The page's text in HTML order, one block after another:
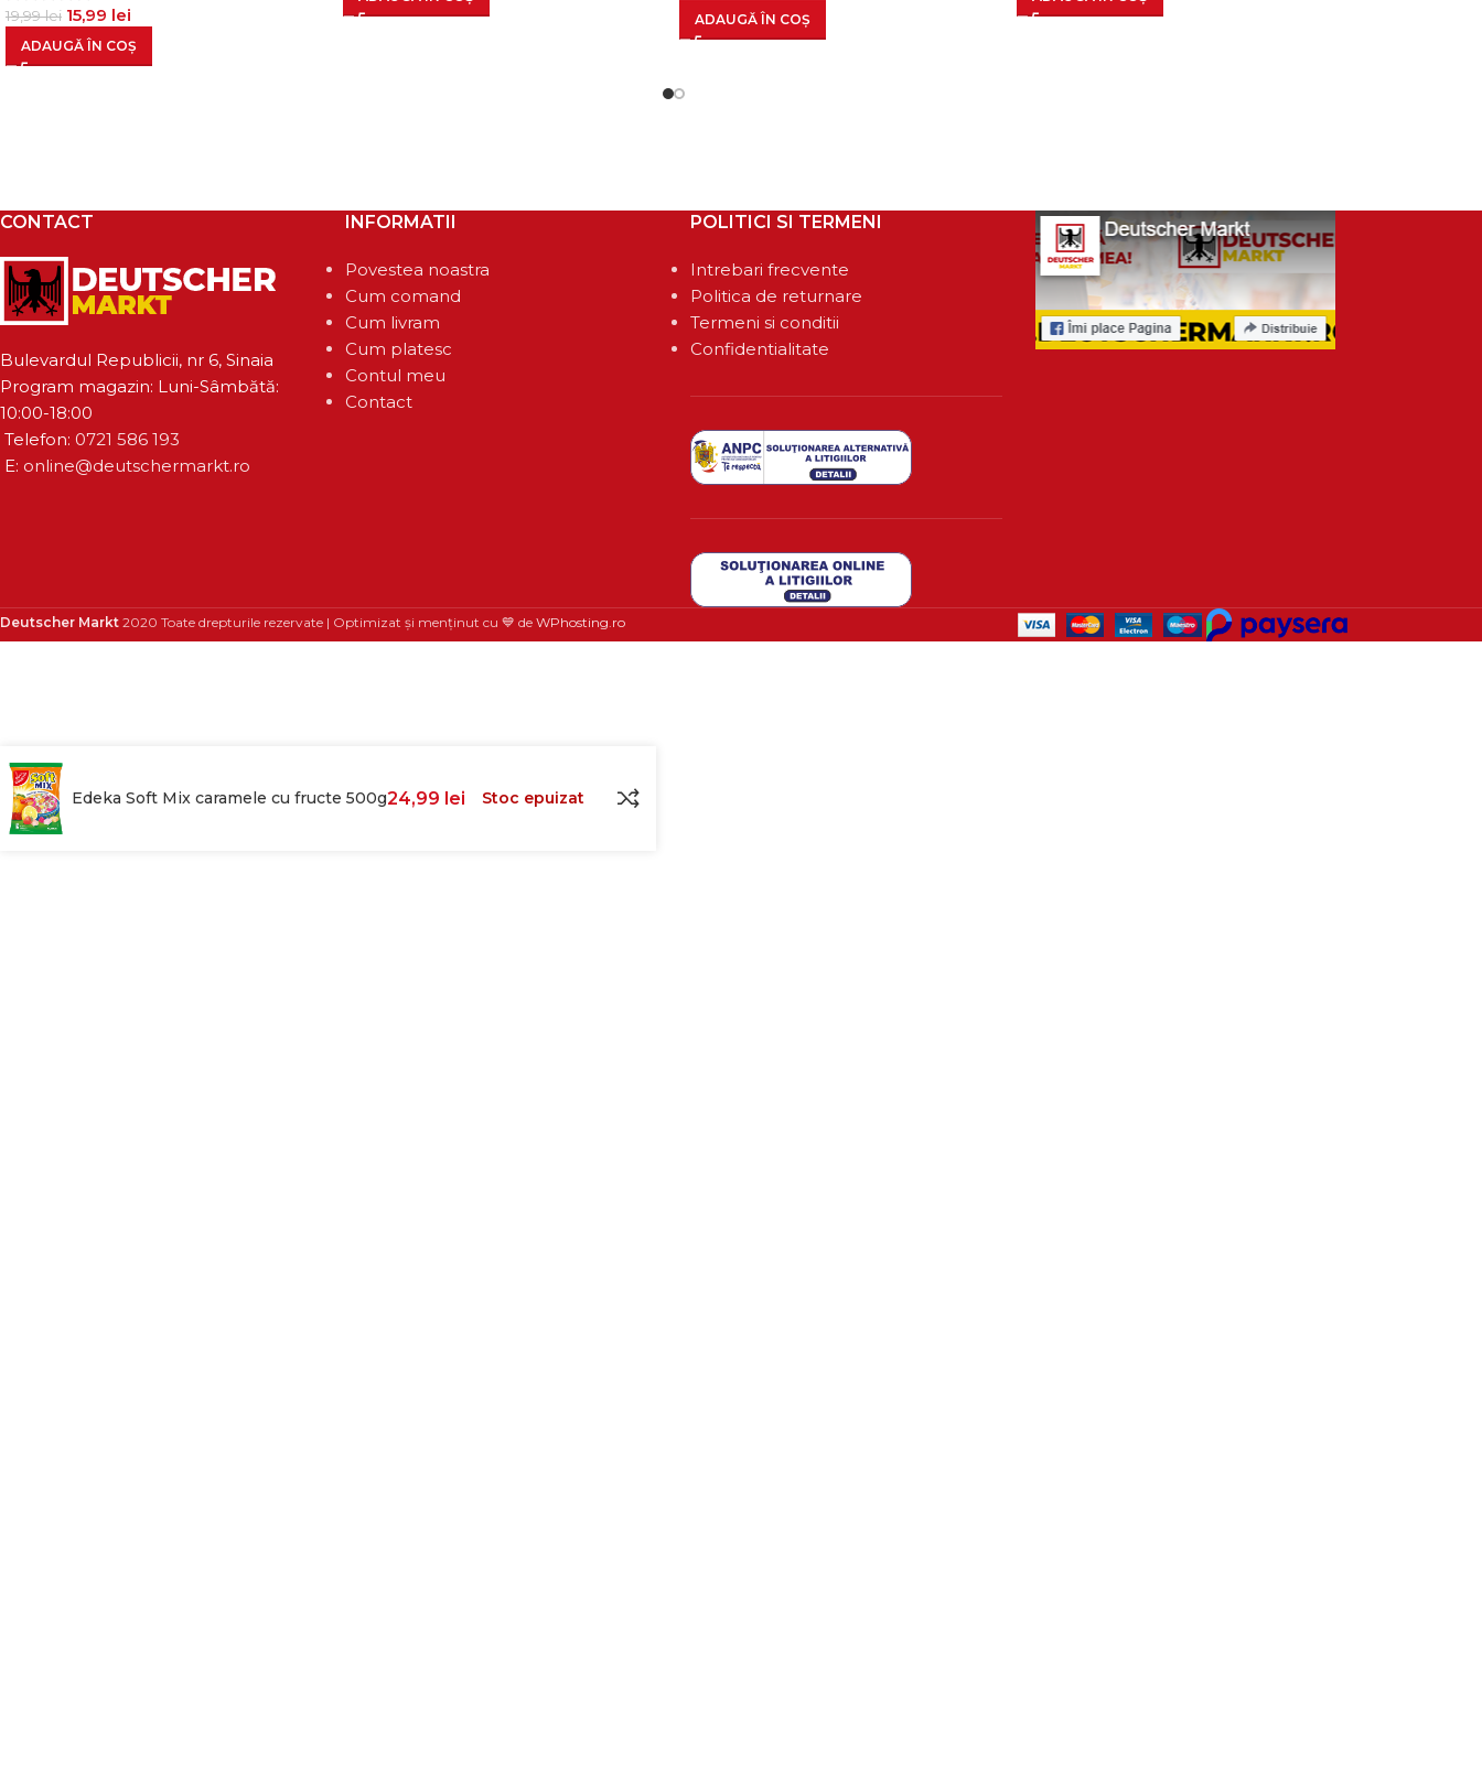
19,99lei 15,99 lei
ADAUGĂ ÎN COȘ
ADAUGĂ ÎN COȘ
CONTACT
Bulevardul Republicii, nr 6, Sinaia
Program magazin: Luni-Sâmbătă:
10:00-18:00
Telefon: 0721 586 193
E: online@deutschermarkt.ro
INFORMATII
Povestea noastra
Cum comand
Cum livram
Cum platesc
Contul meu
Contact
POLITICI SI TERMENI
Intrebari frecvente
Politica de returnare
Termeni si conditii
Confidentialitate
Deutscher Markt 2020 Toate drepturile rezervate | Optimizat și menținut cu 💙 de WPhosting.ro
Edeka Soft Mix caramele cu fructe 500g24,99 lei Stoc epuizat